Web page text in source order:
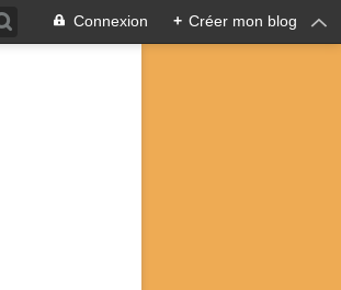
Connexion + Créer mon blog